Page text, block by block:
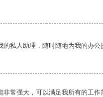
的私人助理，随时随地为我的办公
非常强大，可以满足我所有的工